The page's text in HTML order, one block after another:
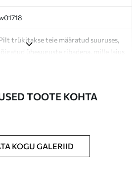
trükitakse teie määratud suuruses,
ühesuguste ribadena, mille laius
TOOTE KOHTA
KOGU GALERIID